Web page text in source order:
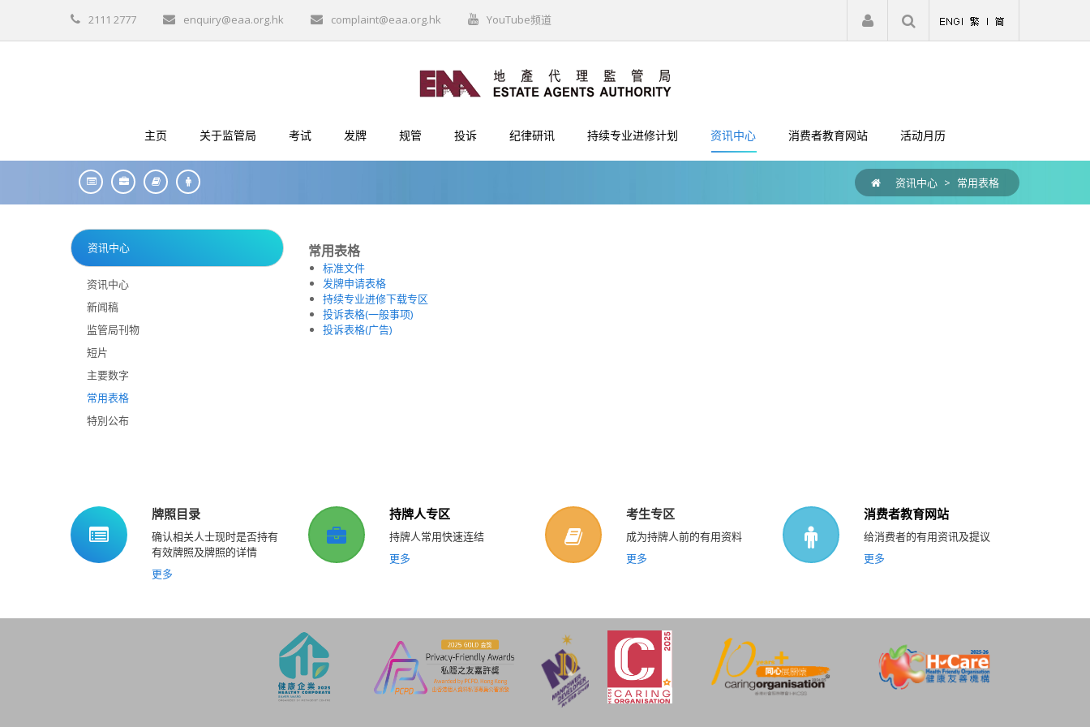
2111 2777 enquiry@eaa.org.hk complaint@eaa.org.hk YouTube频道 注册 登入
主页 关于监管局 考试 发牌 规管 投诉 纪律研讯 持续专业进修计划 资讯中心 消费者教育网站 活动月历
资讯中心 > 常用表格
资讯中心
资讯中心
新闻稿
监管局刊物
短片
主要数字
常用表格
特別公布
常用表格
标准文件
发牌申请表格
持续专业进修下载专区
投诉表格(一般事项)
投诉表格(广告)
牌照目录
确认相关人士现时是否持有
有效牌照及牌照的详情
更多
持牌人专区
持牌人常用快速连结
更多
考生专区
成为持牌人前的有用资料
更多
消费者教育网站
给消费者的有用资讯及提议
更多